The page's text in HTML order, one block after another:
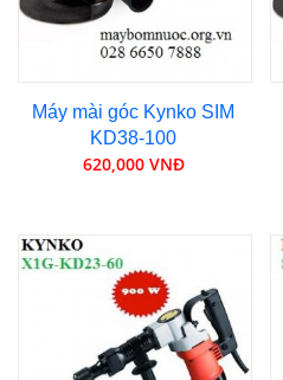
Máy mài góc Kynko SIM
KD38-100
620,000 VNĐ